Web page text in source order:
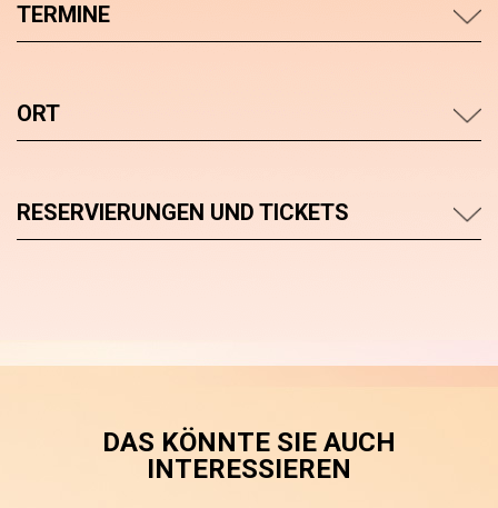
TERMINE
ORT
RESERVIERUNGEN UND TICKETS
DAS KÖNNTE SIE AUCH
INTERESSIEREN